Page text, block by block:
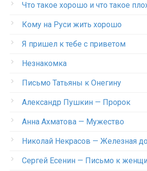
Что такое хорошо и что такое
Кому на Руси жить хорошо
Я пришел к тебе с приветом
Незнакомка
Письмо Татьяны к Онегину
Александр Пушкин — Пророк
Анна Ахматова — Мужество
Николай Некрасов — Железная
Сергей Есенин — Письмо к